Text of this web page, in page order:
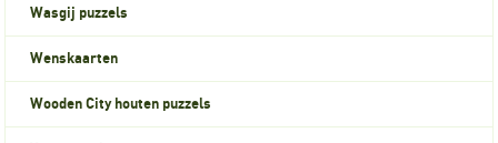
Wasgij puzzels
Wenskaarten
Wooden City houten puzzels